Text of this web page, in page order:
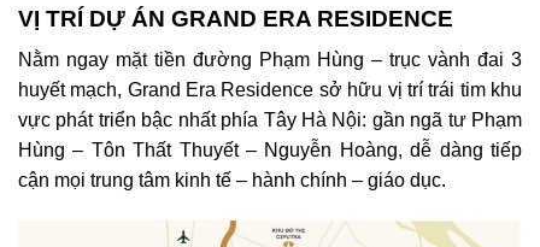
VỊ TRÍ DỰ ÁN GRAND ERA RESIDENCE
Nằm ngay mặt tiền đường Phạm Hùng – trục vành đai 3
huyết mạch, Grand Era Residence sở hữu vị trí trái tim khu
vực phát triển bậc nhất phía Tây Hà Nội: gần ngã tư Phạm
Hùng – Tôn Thất Thuyết – Nguyễn Hoàng, dễ dàng tiếp
cận mọi trung tâm kinh tế – hành chính – giáo dục.